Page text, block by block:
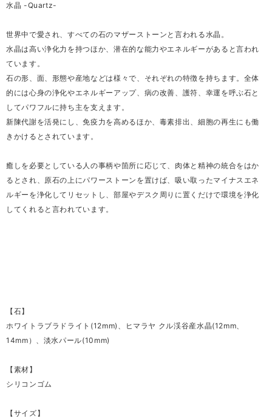
水晶 -Quartz-
世界中で愛され、すべての石のマザーストーンと言われる水晶。
水晶は高い浄化力を持つほか、潜在的な能力やエネルギーがあると言われ
ています。
石の形、面、形態や産地などは様々で、それぞれの特徴を持ちます。全体
的には心身の浄化やエネルギーアップ、病の改善、護符、幸運を呼ぶ石と
してパワフルに持ち主を支えます。
新陳代謝を活発にし、免疫力を高めるほか、毒素排出、細胞の再生にも働
きかけるとされています。
癒しを必要としている人の事柄や箇所に応じて、肉体と精神の統合をはか
るとされ、原石の上にパワーストーンを置けば、吸い取ったマイナスエネ
ルギーを浄化してリセットし、部屋やデスク周りに置くだけで環境を浄化
してくれると言われています。
【石】
ホワイトラブラドライト(12mm)、ヒマラヤ クル渓谷産水晶(12mm、
14mm）、淡水パール(10mm)
【素材】
シリコンゴム
【サイズ】